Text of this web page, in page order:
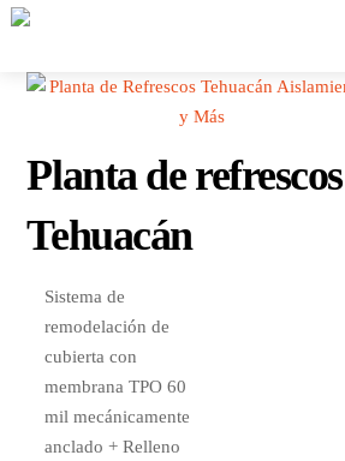
Skip
content
Planta de refrescos
Tehuacán
Sistema de
remodelación de
cubierta con
membrana TPO 60
mil mecánicamente
anclado + Relleno